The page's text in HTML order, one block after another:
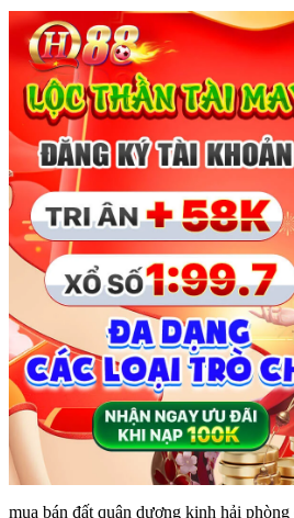
mua bán đất quận dương kinh hải phòng